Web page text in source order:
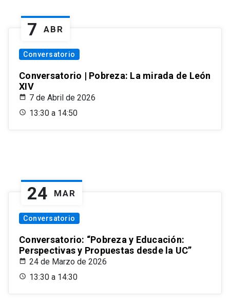
7 ABR
Conversatorio
Conversatorio | Pobreza: La mirada de León
XIV
7 de Abril de 2026
13:30 a 14:50
24 MAR
Conversatorio
Conversatorio: “Pobreza y Educación:
Perspectivas y Propuestas desde la UC”
24 de Marzo de 2026
13:30 a 14:30